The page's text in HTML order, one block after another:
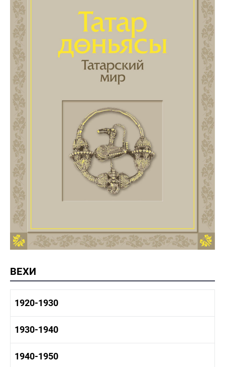
ВЕХИ
1920-1930
1920-1930 история
1920-1930 культура
1930-1940
1930-1940 история
1940-1950